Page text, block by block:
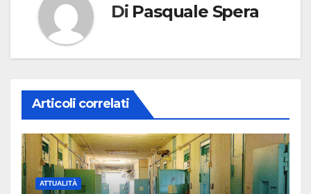
Di Pasquale Spera
Articoli correlati
ATTUALITÀ